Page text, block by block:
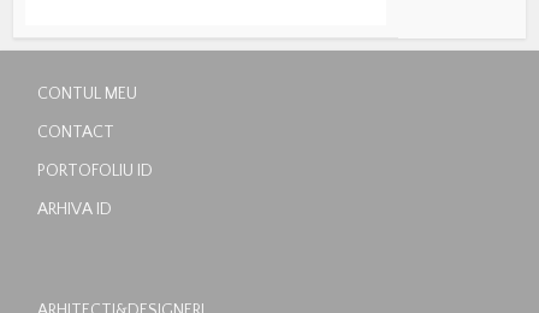
CONTUL MEU
CONTACT
PORTOFOLIU ID
ARHIVA ID